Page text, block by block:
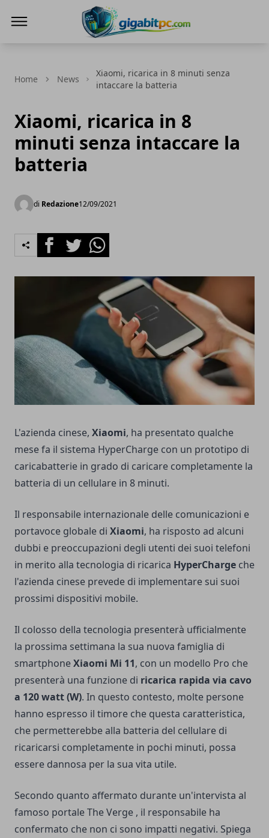
Home News
Xiaomi, ricarica in 8 minuti senza
intaccare la batteria
Xiaomi, ricarica in 8
minuti senza intaccare la
batteria
di Redazione12/09/2021
FacebookTwitterWhatsapp
L'azienda cinese, Xiaomi, ha presentato qualche
mese fa il sistema HyperCharge con un prototipo di
caricabatterie in grado di caricare completamente la
batteria di un cellulare in 8 minuti.
Il responsabile internazionale delle comunicazioni e
portavoce globale di Xiaomi, ha risposto ad alcuni
dubbi e preoccupazioni degli utenti dei suoi telefoni
in merito alla tecnologia di ricarica HyperCharge che
l'azienda cinese prevede di implementare sui suoi
prossimi dispositivi mobile.
Il colosso della tecnologia presenterà ufficialmente
la prossima settimana la sua nuova famiglia di
smartphoneXiaomi Mi 11, con un modello Pro che
presenterà una funzione di ricarica rapida via cavo
a 120 watt (W). In questo contesto, molte persone
hanno espresso il timore che questa caratteristica,
che permetterebbe alla batteria del cellulare di
ricaricarsi completamente in pochi minuti, possa
essere dannosa per la sua vita utile.
Secondo quanto affermato durante un'intervista al
famoso portaleThe Verge , il responsabile ha
confermato che non ci sono impatti negativi. Spiega